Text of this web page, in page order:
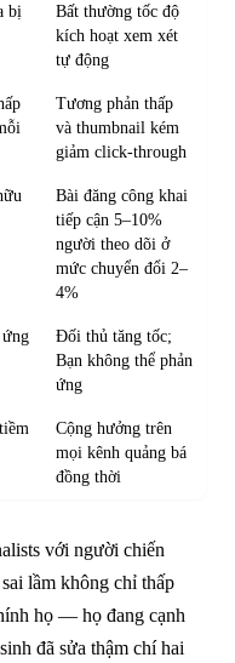
bị
Bất thường tốc độ
kích hoạt xem xét
tự động
Tương phản thấp
và thumbnail kém
giảm click-through
Bài đăng công khai
tiếp cận 5–10%
người theo dõi ở
mức chuyển đổi 2–
4%
ứng
Đối thủ tăng tốc;
Bạn không thể phản
ứng
Cộng hưởng trên
mọi kênh quảng bá
đồng thời
với người chiến
lầm không chỉ thấp
họ — họ đang cạnh
đã sửa thậm chí hai